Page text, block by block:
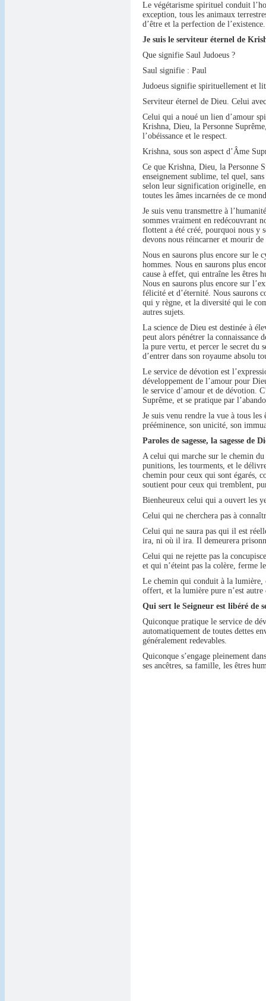
Le végétarisme spirituel conduit
exception, tous les animaux
d’être et la perfection de l’existence.
Je suis le serviteur éternel de
Que signifie Saul Judoeus ?
Saul signifie : Paul
Judoeus signifie spirituellement et
Serviteur éternel de Dieu. Celui
Celui qui a noué un lien d’amour
Krishna, Dieu, la Personne
l’obéissance et le respect.
Krishna, sous son aspect d’Âme
Ce que Krishna, Dieu, la Personne
enseignement sublime, tel quel,
selon leur signification originelle,
toutes les âmes incarnées de ce
Je suis venu transmettre à
sommes vraiment en redécouvrant
flottent a été créé, pourquoi nous y
devons nous réincarner et mourir
Nous en saurons plus encore sur le
hommes. Nous en saurons plus
cause à effet, qui entraîne les êtres
Nous en saurons plus encore sur
félicité et d’éternité. Nous saurons
qui y règne, et la diversité qui le
autres sujets.
La science de Dieu est destinée à
peut alors pénétrer la connaissance
la pure vertu, et percer le secret du
d’entrer dans son royaume absolu
Le service de dévotion est
développement de l’amour pour
le service d’amour et de dévotion.
Suprême, et se pratique par
Je suis venu rendre la vue à tous
prééminence, son unicité, son
Paroles de sagesse, la sagesse de
A celui qui marche sur le chemin
punitions, les tourments, et le
chemin pour ceux qui sont égarés,
soutient pour ceux qui tremblent,
Bienheureux celui qui a ouvert les
Celui qui ne cherchera pas à
Celui qui ne saura pas qui il est
ira, ni où il ira. Il demeurera
Celui qui ne rejette pas la
et qui n’éteint pas la colère, ferme
Le chemin qui conduit à la lumière,
offert, et la lumière pure n’est
Qui sert le Seigneur est libéré de
Quiconque pratique le service de
automatiquement de toutes dettes
généralement redevables.
Quiconque s’engage pleinement
ses ancêtres, sa famille, les êtres